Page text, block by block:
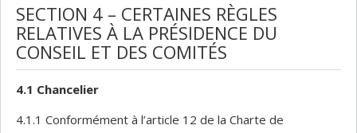
SECTION 4 – CERTAINES RÈGLES
RELATIVES À LA PRÉSIDENCE DU
CONSEIL ET DES COMITÉS
4.1 Chancelier
4.1.1 Conformément à l’article 12 de la Charte de